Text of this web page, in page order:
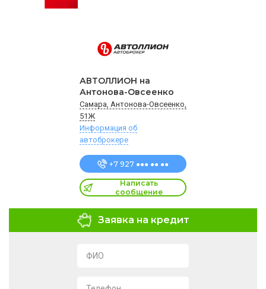
АВТОЛЛИОН на
Антонова-Овсеенко
Самара, Антонова-Овсеенко,
51Ж
Информация об
автоброкере
+7 927 ●●● ●● ●●
Написать
сообщение
Заявка на кредит
ФИО